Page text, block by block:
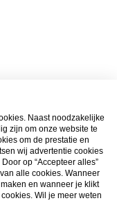
Naast noodzakelijke
zijn om onze website te
om de prestatie en
wij advertentie cookies
op “Accepteer alles”
alle cookies. Wanneer
en wanneer je klikt
Wil je meer weten